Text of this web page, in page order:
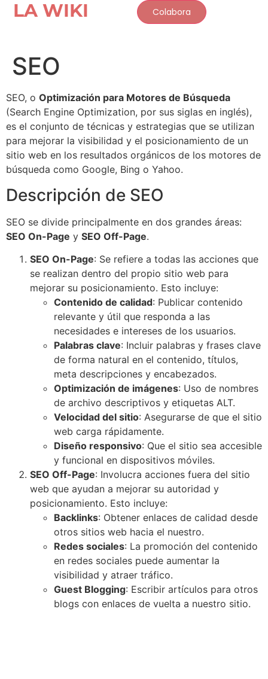
LA WIKI Colabora
SEO
SEO, o Optimización para Motores de Búsqueda
(Search Engine Optimization, por sus siglas en inglés),
es el conjunto de técnicas y estrategias que se utilizan
para mejorar la visibilidad y el posicionamiento de un
sitio web en los resultados orgánicos de los motores de
búsqueda como Google, Bing o Yahoo.
Descripción de SEO
SEO se divide principalmente en dos grandes áreas:
SEO On-Page y SEO Off-Page.
SEO On-Page: Se refiere a todas las acciones que
se realizan dentro del propio sitio web para
mejorar su posicionamiento. Esto incluye:
Contenido de calidad: Publicar contenido
relevante y útil que responda a las
necesidades e intereses de los usuarios.
Palabras clave: Incluir palabras y frases clave
de forma natural en el contenido, títulos,
meta descripciones y encabezados.
Optimización de imágenes: Uso de nombres
de archivo descriptivos y etiquetas ALT.
Velocidad del sitio: Asegurarse de que el sitio
web carga rápidamente.
Diseño responsivo: Que el sitio sea accesible
y funcional en dispositivos móviles.
SEO Off-Page: Involucra acciones fuera del sitio
web que ayudan a mejorar su autoridad y
posicionamiento. Esto incluye:
Backlinks: Obtener enlaces de calidad desde
otros sitios web hacia el nuestro.
Redes sociales: La promoción del contenido
en redes sociales puede aumentar la
visibilidad y atraer tráfico.
Guest Blogging: Escribir artículos para otros
blogs con enlaces de vuelta a nuestro sitio.
M Makkao